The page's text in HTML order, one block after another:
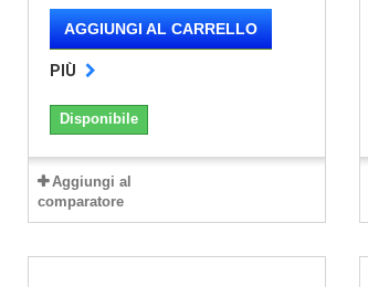
AGGIUNGI AL CARRELLO
PIÙ
Disponibile
Aggiungi al
comparatore